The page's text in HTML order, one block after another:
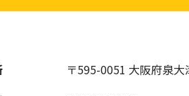
〒595-0051 大阪府泉